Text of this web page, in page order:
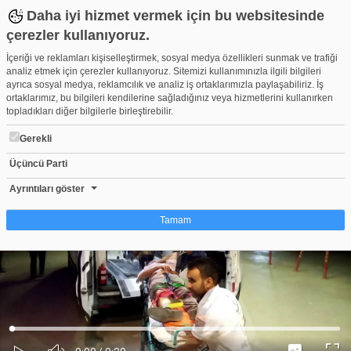
Daha iyi hizmet vermek için bu websitesinde
çerezler kullanıyoruz.
İçeriği ve reklamları kişiselleştirmek, sosyal medya özellikleri sunmak ve trafiği
analiz etmek için çerezler kullanıyoruz. Sitemizi kullanımınızla ilgili bilgileri
ayrıca sosyal medya, reklamcılık ve analiz iş ortaklarımızla paylaşabiliriz. İş
ortaklarımız, bu bilgileri kendilerine sağladığınız veya hizmetlerini kullanırken
topladıkları diğer bilgilerle birleştirebilir.
Gerekli
Üçüncü Parti
Ayrıntıları göster
Tamam
Çerez nedir?
Çerezler, web-sitelerinin, kullanıcıların deneyimlerini daha verimli hale getirmek
amacıyla kullandığı küçük metin dosyalarıdır. Yasalara göre, bu sitenin
işletilmesi için kesinlikle gerekli olan çerezleri cihazınıza yerleştirebiliyoruz.
Diğer çerez türleri için sizden izin almamız gerekiyor. Bu site farklı çerez türleri
kullanmaktadır. Bazı çerezler, sayfalarımızda yer alan üçüncü şahıs hizmetleri
tarafından yerleştirilir. İzniniz şu alanlar için geçerlidir: web.tv
Ses
Yüklendi:
0%
Yükleniyor:
Tarlaya devrilen traktörün sürücüsünü kabin kurtardı